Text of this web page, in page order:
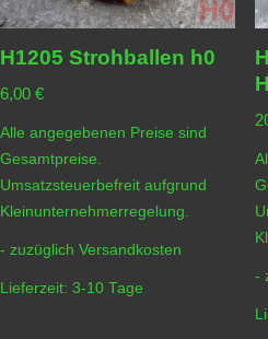
H1205 Strohballen h0
6,00 €
Alle angegebenen Preise sind
Gesamtpreise.
Umsatzsteuerbefreit aufgrund
Kleinunternehmerregelung.
- zuzüglich Versandkosten
Lieferzeit: 3-10 Tage
-